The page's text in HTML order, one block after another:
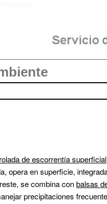
de escorrentía superficial
se combina con balsas
precipitaciones